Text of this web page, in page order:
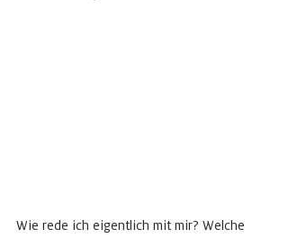
Wie rede ich eigentlich mit mir? Welche